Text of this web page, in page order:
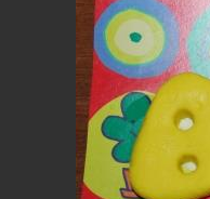
directions Gallery
2018